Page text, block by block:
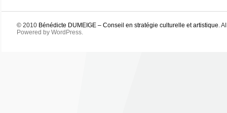
© 2010 Bénédicte DUMEIGE – Conseil en stratégie culturelle et artistique.
Powered by WordPress.